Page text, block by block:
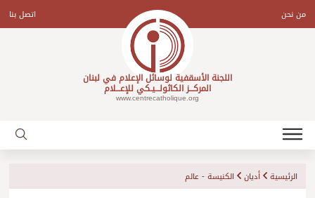
contentمن نحن اتصل بنا
اللجنة الأسقفية لوسائل الإعلام في لبنان
المركـــز الكاثولـــيـكي للإعـــلام
www.centrecatholique.org
الرئيسية أديان الكنيسة - عالم